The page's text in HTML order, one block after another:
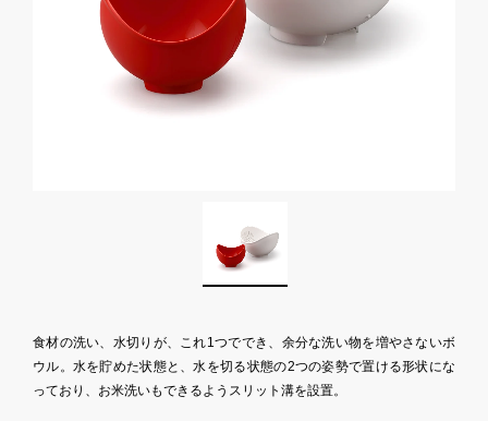
食材の洗い、水切りが、これ1つででき、余分な洗い物を増やさないボ
ウル。水を貯めた状態と、水を切る状態の2つの姿勢で置ける形状にな
っており、お米洗いもできるようスリット溝を設置。